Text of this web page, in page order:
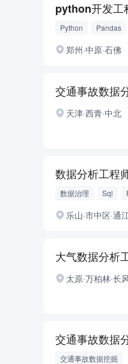
Python Pandas
郑州·中原·石佛
交通事故数据
天津·西青·中北
数据分析工程
数据治理 Sql
乐山·市中区·通
大气数据分析
太原·万柏林·长
交通事故数据
交通事故数据挖掘